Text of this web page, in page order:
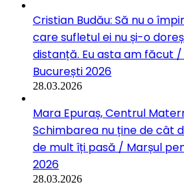
Cristian Budău: Să nu o
care sufletul ei nu și-o
distanță. Eu asta am făcut
București 2026
28.03.2026
Mara Epuraș, Centrul
Schimbarea nu ține de cât
de mult îți pasă / Marșul
2026
28.03.2026